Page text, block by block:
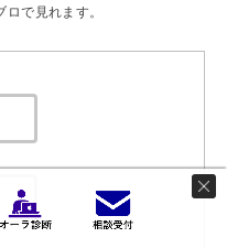
で見れます。